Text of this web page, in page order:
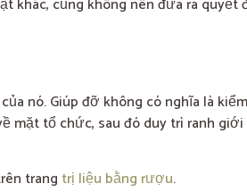
cũng không nên đưa ra
nó. Giúp đỡ không có nghĩa là
mặt tổ chức, sau đó duy trì ranh
trang trị liệu bằng rượu.